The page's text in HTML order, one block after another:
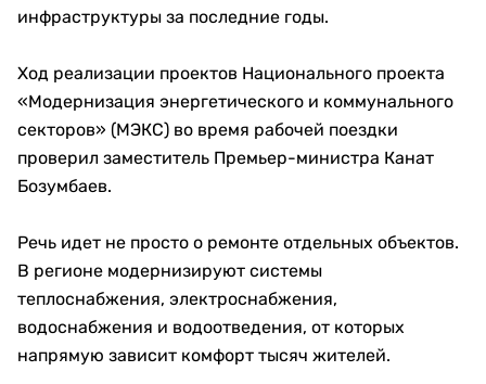
инфраструктуры за последние годы.
Ход реализации проектов Национального проекта
«Модернизация энергетического и коммунального
секторов» (МЭКС) во время рабочей поездки
проверил заместитель Премьер-министра Канат
Бозумбаев.
Речь идет не просто о ремонте отдельных объектов.
В регионе модернизируют системы
теплоснабжения, электроснабжения,
водоснабжения и водоотведения, от которых
напрямую зависит комфорт тысяч жителей.